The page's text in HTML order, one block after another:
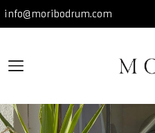
info@moribodrum.com